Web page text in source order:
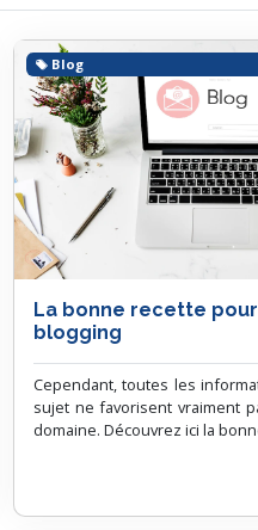
La bonne recette
blogging
Cependant, toutes les
sujet ne favorisent vraiment
domaine. Découvrez ici la
Blog